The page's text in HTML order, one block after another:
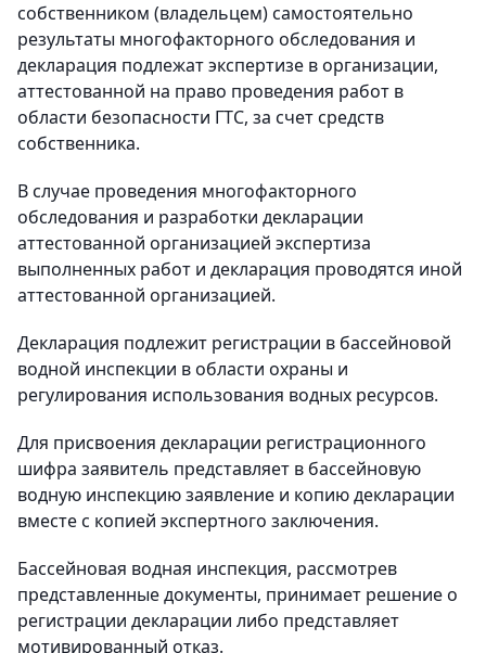
собственником (владельцем) самостоятельно
результаты многофакторного обследования и
декларация подлежат экспертизе в организации,
аттестованной на право проведения работ в
области безопасности ГТС, за счет средств
собственника.
В случае проведения многофакторного
обследования и разработки декларации
аттестованной организацией экспертиза
выполненных работ и декларация проводятся иной
аттестованной организацией.
Декларация подлежит регистрации в бассейновой
водной инспекции в области охраны и
регулирования использования водных ресурсов.
Для присвоения декларации регистрационного
шифра заявитель представляет в бассейновую
водную инспекцию заявление и копию декларации
вместе с копией экспертного заключения.
Бассейновая водная инспекция, рассмотрев
представленные документы, принимает решение о
регистрации декларации либо представляет
мотивированный отказ.